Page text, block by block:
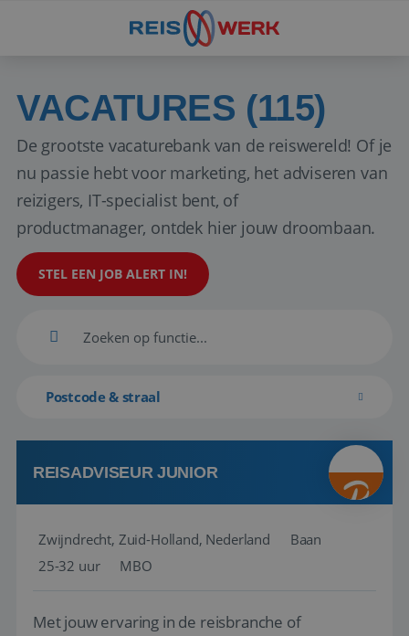
VACATURES (115)
De grootste vacaturebank van de reiswereld! Of je
nu passie hebt voor marketing, het adviseren van
reizigers, IT-specialist bent, of
productmanager, ontdek hier jouw droombaan.
STEL EEN JOB ALERT IN!
Postcode & straal
REISADVISEUR JUNIOR
Zwijndrecht, Zuid-Holland, Nederland
Baan
25-32 uur
MBO
Met jouw ervaring in de reisbranche of